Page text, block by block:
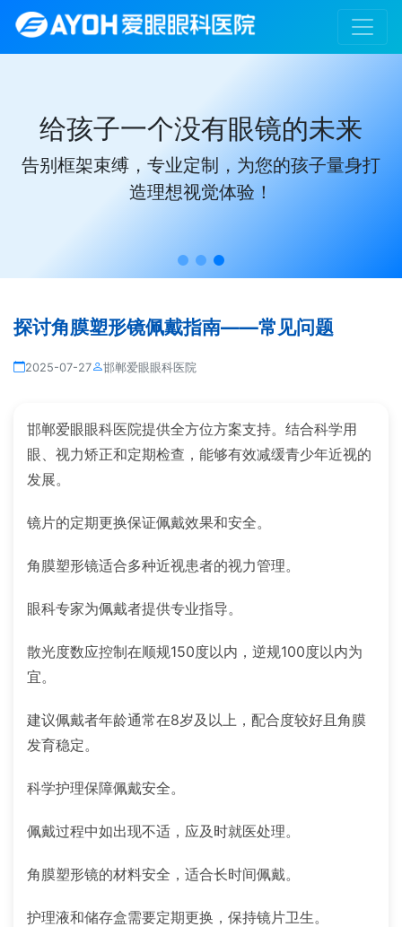
给孩子一个没有眼镜的未来
告别框架束缚，专业定制，为您的孩子量身打
造理想视觉体验！
探讨角膜塑形镜佩戴指南——常见问题
2025-07-27 邯郸爱眼眼科医院
邯郸爱眼眼科医院提供全方位方案支持。结合科学用
眼、视力矫正和定期检查，能够有效减缓青少年近视的
发展。
镜片的定期更换保证佩戴效果和安全。
角膜塑形镜适合多种近视患者的视力管理。
眼科专家为佩戴者提供专业指导。
散光度数应控制在顺规150度以内，逆规100度以内为
宜。
建议佩戴者年龄通常在8岁及以上，配合度较好且角膜
发育稳定。
科学护理保障佩戴安全。
佩戴过程中如出现不适，应及时就医处理。
角膜塑形镜的材料安全，适合长时间佩戴。
护理液和储存盒需要定期更换，保持镜片卫生。